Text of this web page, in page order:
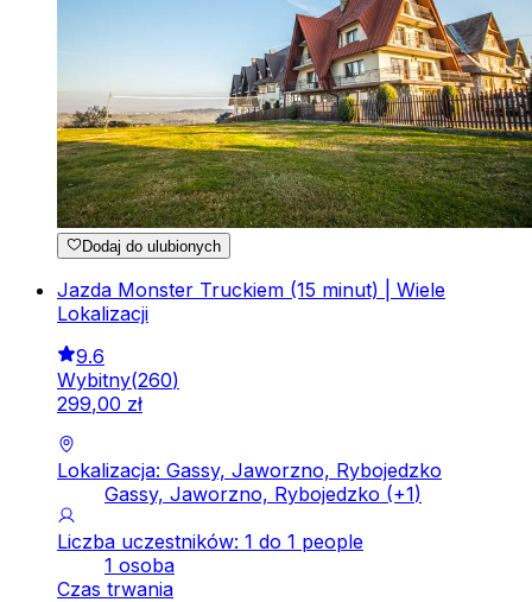
Dodaj do ulubionych
Jazda Monster Truckiem (15 minut) | Wiele
Lokalizacji
9.6
Wybitny(260)
299,00 zł
Lokalizacja: Gassy, Jaworzno, Rybojedzko
Gassy, Jaworzno, Rybojedzko (+1)
Liczba uczestników: 1 do 1 people
1 osoba
Czas trwania